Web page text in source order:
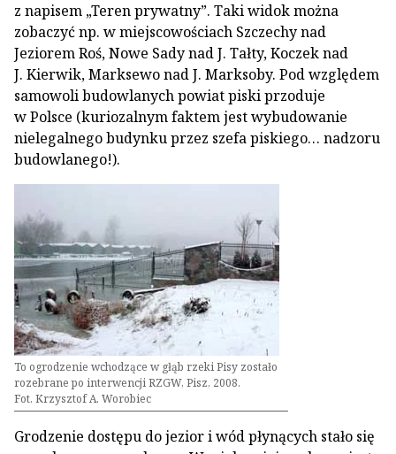
z napisem „Teren prywatny”. Taki widok można
zobaczyć np. w miejscowościach Szczechy nad
Jeziorem Roś, Nowe Sady nad J. Tałty, Koczek nad
J. Kierwik, Marksewo nad J. Marksoby. Pod względem
samowoli budowlanych powiat piski przoduje
w Polsce (kuriozalnym faktem jest wybudowanie
nielegalnego budynku przez szefa piskiego… nadzoru
budowlanego!).
To ogrodzenie wchodzące w głąb rzeki Pisy zostało
rozebrane po interwencji RZGW, Pisz, 2008.
Fot. Krzysztof A. Worobiec
Grodzenie dostępu do jezior i wód płynących stało się